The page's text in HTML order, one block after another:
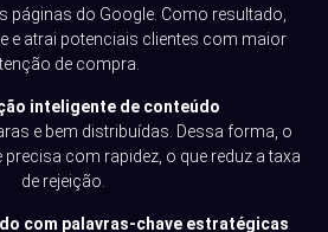
páginas do Google. Como resultado,
e atrai potenciais clientes com maior
de compra.
inteligente de conteúdo
e bem distribuídas. Dessa forma, o
com rapidez, o que reduz a taxa
de rejeição.
com palavras-chave estratégicas